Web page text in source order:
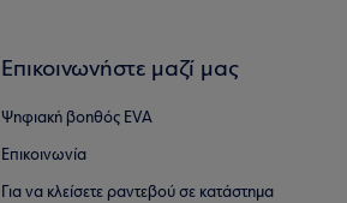
Επικοινωνήστε μαζί μας
Ψηφιακή βοηθός EVA
Επικοινωνία
Για να κλείσετε ραντεβού σε κατάστημα